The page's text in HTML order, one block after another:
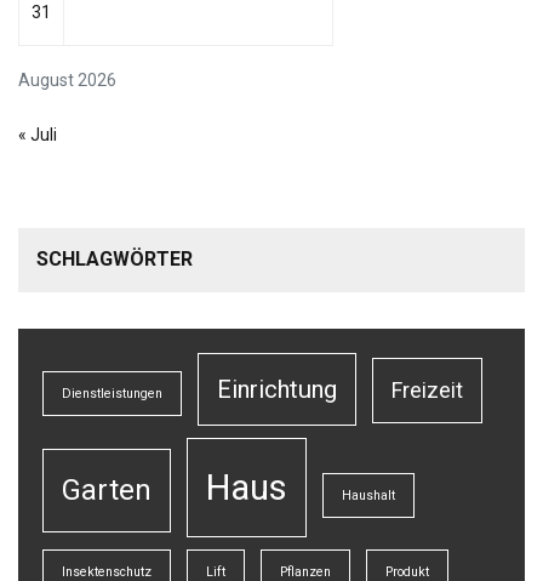
August 2026
31
« Juli
SCHLAGWÖRTER
Dienstleistungen Einrichtung Freizeit
Garten Haus Haushalt
Insektenschutz Lift Pflanzen Produkt